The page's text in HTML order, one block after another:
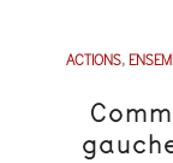
ACTIONS,